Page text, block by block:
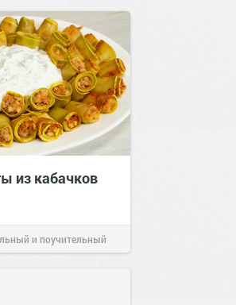
из кабачков
и поучительный